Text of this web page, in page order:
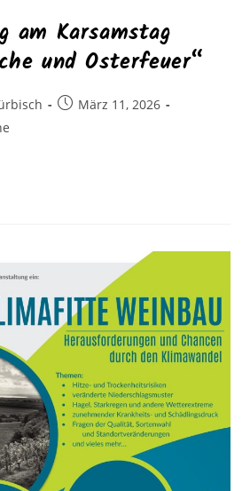
am Karsamstag
und Osterfeuer“
März 11, 2026